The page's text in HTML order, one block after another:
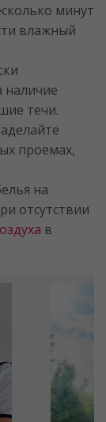
минут
влажный
наличие
течи.
проемах,
на
отсутствии
в